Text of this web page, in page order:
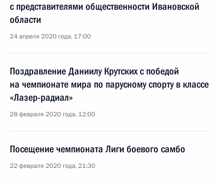
с представителями общественности Ивановской
области
24 апреля 2020 года, 17:00
Поздравление Даниилу Крутских с победой
на чемпионате мира по парусному спорту в классе
«Лазер-радиал»
28 февраля 2020 года, 12:00
Посещение чемпионата Лиги боевого самбо
22 февраля 2020 года, 21:30